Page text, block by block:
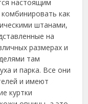
настоящим
как
штанами,
на
размерах и
там
и парка. Все они
и имеют
куртки